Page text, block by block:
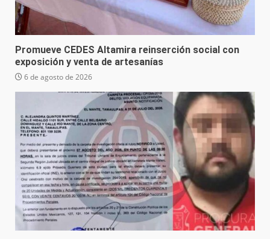
Promueve CEDES Altamira reinserción social con
exposición y venta de artesanías
6 de agosto de 2026